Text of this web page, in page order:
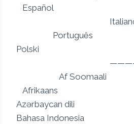
Español
Polski
Af
Bahasa